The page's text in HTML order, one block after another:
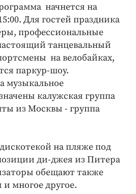
начнется на
Для гостей праздника
профессиональные
танцевальный
на велобайках,
паркур-шоу.
музыкальное
калужская группа
из Москвы - группа
на пляже под
ди-джея из Питера
обещают также
многое другое.